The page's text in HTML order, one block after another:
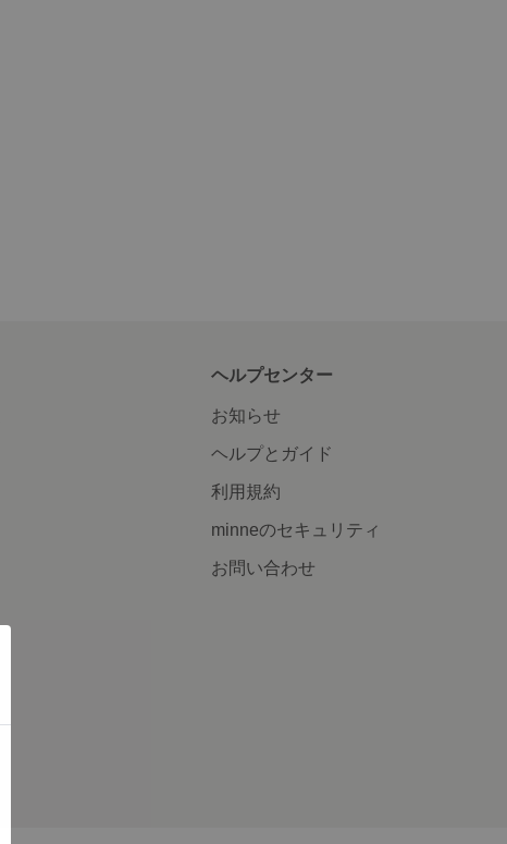
ヘルプセンター
お知らせ
ヘルプとガイド
利用規約
minneのセキュリティ
お問い合わせ